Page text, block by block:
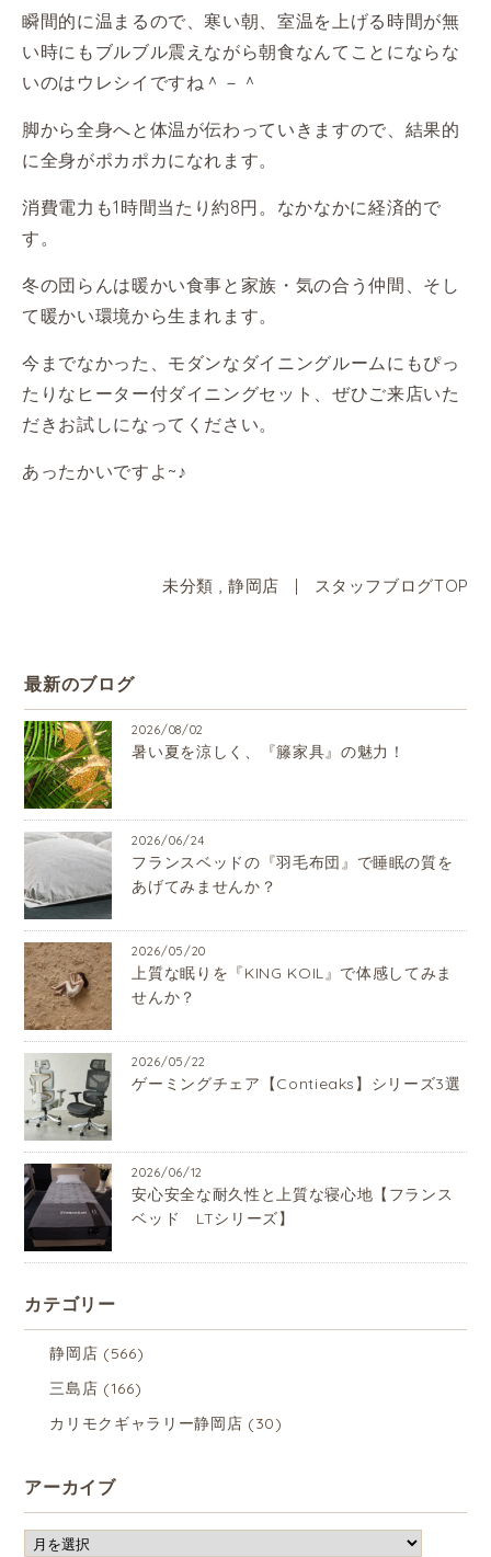
瞬間的に温まるので、寒い朝、室温を上げる時間が無
い時にもブルブル震えながら朝食なんてことにならな
いのはウレシイですね＾－＾
脚から全身へと体温が伝わっていきますので、結果的
に全身がポカポカになれます。
消費電力も1時間当たり約8円。なかなかに経済的で
す。
冬の団らんは暖かい食事と家族・気の合う仲間、そし
て暖かい環境から生まれます。
今までなかった、モダンなダイニングルームにもぴっ
たりなヒーター付ダイニングセット、ぜひご来店いた
だきお試しになってください。
あったかいですよ~♪
未分類 静岡店 | スタッフブログTOP
最新のブログ
2026/08/02
暑い夏を涼しく、『籐家具』の魅力！
2026/06/24
フランスベッドの『羽毛布団』で睡眠の質を
あげてみませんか？
2026/05/20
上質な眠りを『KING KOIL』で体感してみま
せんか？
2026/05/22
ゲーミングチェア【Contieaks】シリーズ3選
2026/06/12
安心安全な耐久性と上質な寝心地【フランス
ベッド LTシリーズ】
カテゴリー
静岡店 (566)
三島店 (166)
カリモクギャラリー静岡店 (30)
アーカイブ